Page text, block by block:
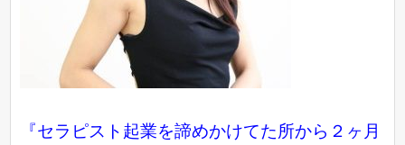
『セラピスト起業を諦めかけてた所から２ヶ月